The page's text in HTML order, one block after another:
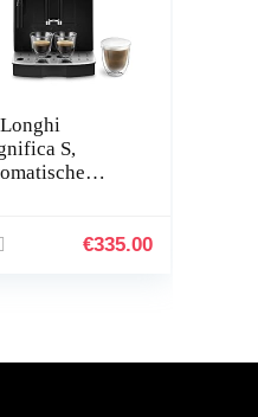
S,
Koffie,€335.00